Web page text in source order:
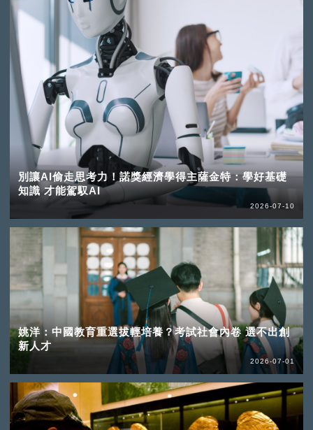
別讓AI偷走思考力！諾獎經濟學得主薩金特：學好基礎
知識 才能駕馭AI
2026-07-10
姚洋：中國教育重選拔輕培養？考試社會內卷 選不出創
新人才
2026-07-01